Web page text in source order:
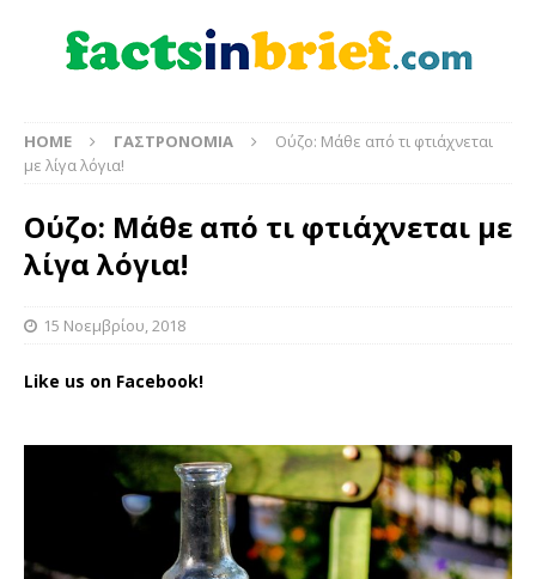
HOME ΓΑΣΤΡΟΝΟΜΙΑ
Ούζο: Μάθε από τι φτιάχνεται
με λίγα λόγια!
Ούζο: Μάθε από τι φτιάχνεται με
λίγα λόγια!
15 Νοεμβρίου, 2018
Like us on Facebook!